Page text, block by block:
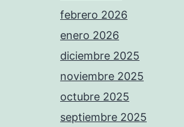
febrero 2026
enero 2026
diciembre 2025
noviembre 2025
octubre 2025
septiembre 2025